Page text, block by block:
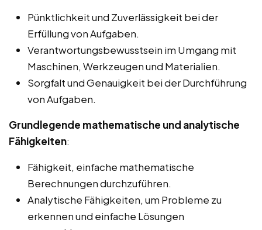
Pünktlichkeit und Zuverlässigkeit bei der
Erfüllung von Aufgaben.
Verantwortungsbewusstsein im Umgang mit
Maschinen, Werkzeugen und Materialien.
Sorgfalt und Genauigkeit bei der Durchführung
von Aufgaben.
Grundlegende mathematische und analytische
Fähigkeiten:
Fähigkeit, einfache mathematische
Berechnungen durchzuführen.
Analytische Fähigkeiten, um Probleme zu
erkennen und einfache Lösungen